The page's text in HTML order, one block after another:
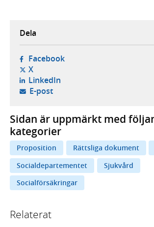
Dela
Facebook- öppnas i ny flik, extern
X- öppnas i ny flik, extern
LinkedIn- öppnas i ny flik, extern
E-post- öppnar din e-postklient,
Sidan är uppmärkt med
kategorier
Proposition Rättsliga dokument
Socialdepartementet
Sjukvård
Socialförsäkringar
Relaterat